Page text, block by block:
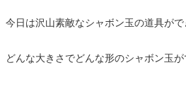
今日は沢山素敵なシャボン玉の道具が
どんな大きさでどんな形のシャボン玉